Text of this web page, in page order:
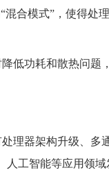
混合模式”，使得处
低功耗和散热问题
理器架构升级、多
工智能等应用领